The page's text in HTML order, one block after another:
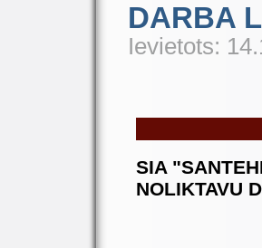
DARBA
Ievietots:
SIA
NOLIKTAVU